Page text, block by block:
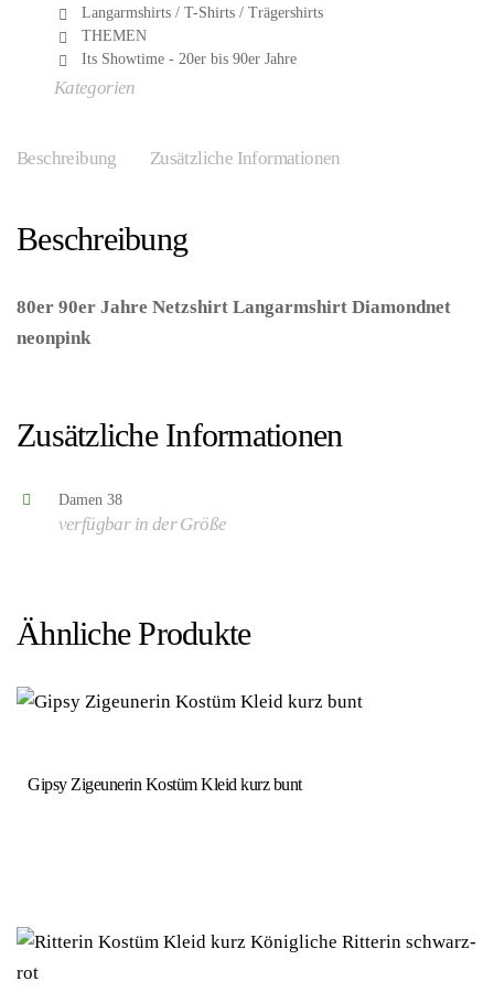
Langarmshirts / T-Shirts / Trägershirts
THEMEN
Its Showtime - 20er bis 90er Jahre
Kategorien
Beschreibung Zusätzliche Informationen
Beschreibung
80er 90er Jahre Netzshirt Langarmshirt Diamondnet
neonpink– (ARTIKEL/REFERNZ:
Zusätzliche Informationen
Damen 38
verfügbar in der Größe
Ähnliche Produkte
Gipsy Zigeunerin Kostüm Kleid kurz bunt